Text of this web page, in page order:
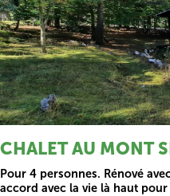
CHALET AU MONT
Pour 4 personnes. Rénové
accord avec la vie là haut